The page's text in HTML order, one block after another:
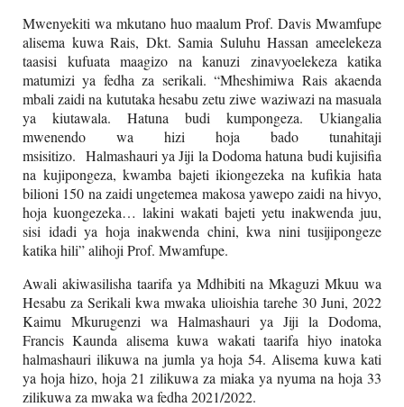
Mwenyekiti wa mkutano huo maalum Prof. Davis Mwamfupe
alisema kuwa Rais, Dkt. Samia Suluhu Hassan ameelekeza
taasisi kufuata maagizo na kanuzi zinavyoelekeza katika
matumizi ya fedha za serikali. “Mheshimiwa Rais akaenda
mbali zaidi na kututaka hesabu zetu ziwe waziwazi na masuala
ya kiutawala. Hatuna budi kumpongeza. Ukiangalia
mwenendo wa hizi hoja bado tunahitaji
msisitizo. Halmashauri ya Jiji la Dodoma hatuna budi kujisifia
na kujipongeza, kwamba bajeti ikiongezeka na kufikia hata
bilioni 150 na zaidi ungetemea makosa yawepo zaidi na hivyo,
hoja kuongezeka… lakini wakati bajeti yetu inakwenda juu,
sisi idadi ya hoja inakwenda chini, kwa nini tusijipongeze
katika hili” alihoji Prof. Mwamfupe.
Awali akiwasilisha taarifa ya Mdhibiti na Mkaguzi Mkuu wa
Hesabu za Serikali kwa mwaka ulioishia tarehe 30 Juni, 2022
Kaimu Mkurugenzi wa Halmashauri ya Jiji la Dodoma,
Francis Kaunda alisema kuwa wakati taarifa hiyo inatoka
halmashauri ilikuwa na jumla ya hoja 54. Alisema kuwa kati
ya hoja hizo, hoja 21 zilikuwa za miaka ya nyuma na hoja 33
zilikuwa za mwaka wa fedha 2021/2022.